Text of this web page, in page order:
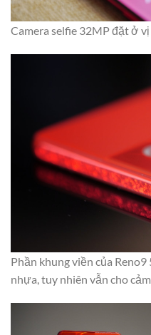
Camera selfie 32MP đặt ở
Phần khung viền của
nhựa, tuy nhiên vẫn cho